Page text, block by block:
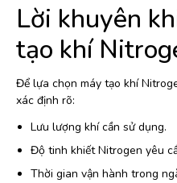
Lời khuyên
tạo khí
Để lựa chọn máy tạo khí
xác định rõ:
Lưu lượng khí cần sử dụng.
Độ tinh khiết Nitrogen yêu
Thời gian vận hành trong